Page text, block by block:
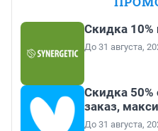
Скидка 10%
До 31 августа,
Скидка
заказ,
До 31 августа,